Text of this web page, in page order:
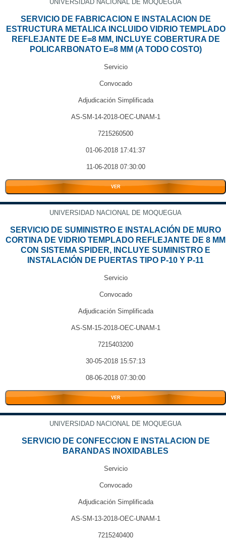
UNIVERSIDAD NACIONAL DE MOQUEGUA
SERVICIO DE FABRICACION E INSTALACION DE
ESTRUCTURA METALICA INCLUIDO VIDRIO TEMPLADO
REFLEJANTE DE E=8 MM, INCLUYE COBERTURA DE
POLICARBONATO E=8 MM (A TODO COSTO)
Servicio
Convocado
Adjudicación Simplificada
AS-SM-14-2018-OEC-UNAM-1
7215260500
01-06-2018 17:41:37
11-06-2018 07:30:00
VER
UNIVERSIDAD NACIONAL DE MOQUEGUA
SERVICIO DE SUMINISTRO E INSTALACIÓN DE MURO
CORTINA DE VIDRIO TEMPLADO REFLEJANTE DE 8 MM
CON SISTEMA SPIDER, INCLUYE SUMINISTRO E
INSTALACIÓN DE PUERTAS TIPO P-10 Y P-11
Servicio
Convocado
Adjudicación Simplificada
AS-SM-15-2018-OEC-UNAM-1
7215403200
30-05-2018 15:57:13
08-06-2018 07:30:00
VER
UNIVERSIDAD NACIONAL DE MOQUEGUA
SERVICIO DE CONFECCION E INSTALACION DE
BARANDAS INOXIDABLES
Servicio
Convocado
Adjudicación Simplificada
AS-SM-13-2018-OEC-UNAM-1
7215240400